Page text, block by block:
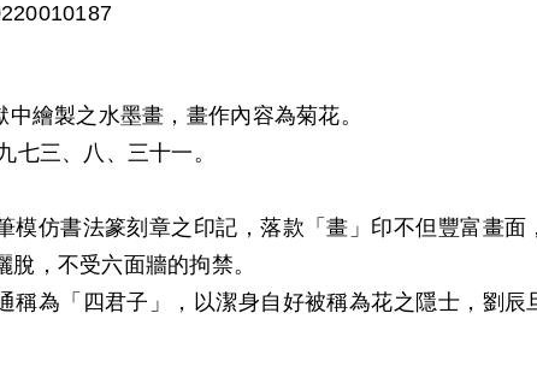
繪製之水墨畫，畫作內容為菊花。
七三、八、三十一。
模仿書法篆刻章之印記，落款「畫」印不但豐富畫面
，不受六面牆的拘禁。
稱為「四君子」，以潔身自好被稱為花之隱士，劉辰